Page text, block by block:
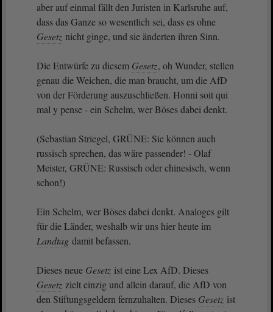
aber auf einmal fällt den Juristen in Karlsruhe auf,
dass das Ganze so wesentlich sei, dass es ohne
Gesetz nicht ginge, und sie änderten ihren Sinn.
Die Entwürfe zu diesem Gesetz, oh Wunder, stellen
genau die Weichen, die man braucht, um die AfD
von der Förderung auszuschließen. Honni soit qui
mal y pense - ein Schelm, wer Böses dabei denkt.
(Sebastian Striegel, GRÜNE: Sie können auch
russisch sprechen, das wäre passender! - Olaf
Meister, GRÜNE: Russisch oder chinesisch, wenn
schon!)
Ein Schelm, wer Böses dabei denkt. Analoges gilt
für die Länder, weshalb wir uns hier heute im
Landtag damit befassen.
Dieses neue Gesetz ist eine Lex AfD. Dieses
Gesetz zielt einzig und allein darauf, die AfD von
den Stiftungsgeldern fernzuhalten. Dieses Gesetz ist